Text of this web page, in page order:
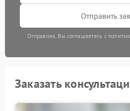
Отправить
Отправляя, Вы соглашаетесь с
Заказать